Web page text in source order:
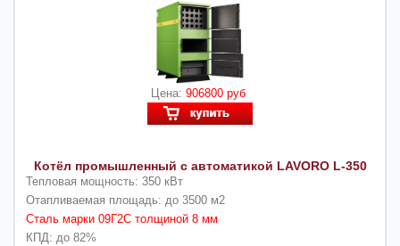
Цена: 906800 руб
Котёл промышленный с автоматикой LAVORO L-350
Тепловая мощность: 350 кВт
Отапливаемая площадь: до 3500 м2
Сталь марки 09Г2С толщиной 8 мм
КПД: до 82%